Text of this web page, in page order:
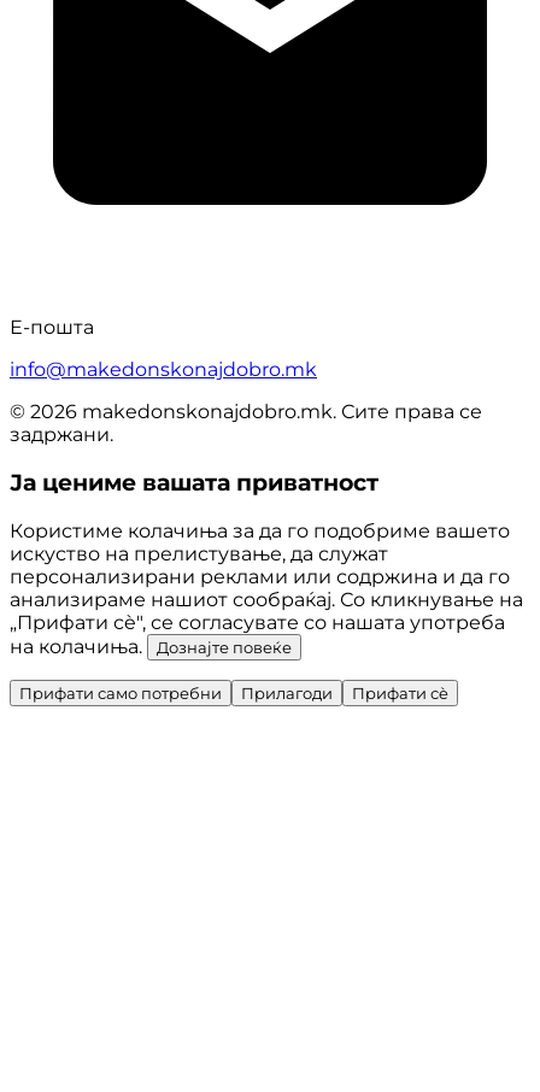
Е-пошта
info@makedonskonajdobro.mk
© 2026 makedonskonajdobro.mk. Сите права се
задржани.
Ја цениме вашата приватност
Користиме колачиња за да го подобриме вашето
искуство на прелистување, да служат
персонализирани реклами или содржина и да го
анализираме нашиот сообраќај. Со кликнување на
„Прифати сè", се согласувате со нашата употреба
на колачиња.
Дознајте повеќе
Прифати само потребни Прилагоди Прифати сè